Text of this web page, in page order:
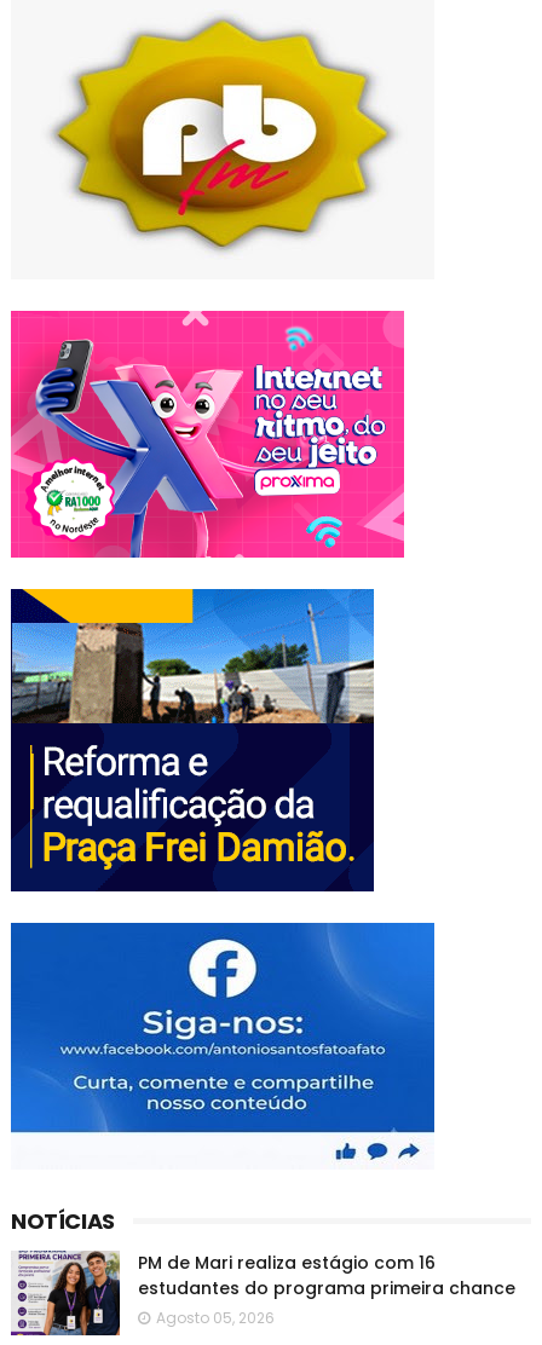
NOTÍCIAS
PM de Mari realiza estágio com 16
estudantes do programa primeira chance
Agosto 05, 2026